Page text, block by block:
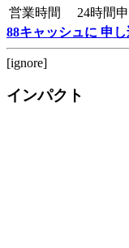
営業時間
24時間
88キャッシュに 申
[ignore]
インパクト